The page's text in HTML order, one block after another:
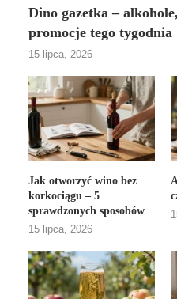
Dino gazetka –
promocje tego tygodnia
15 lipca, 2026
Jak otworzyć wino bez
korkociągu – 5
sprawdzonych sposobów
15 lipca, 2026